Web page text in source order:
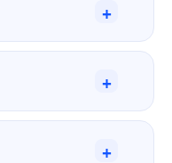
+
+
+